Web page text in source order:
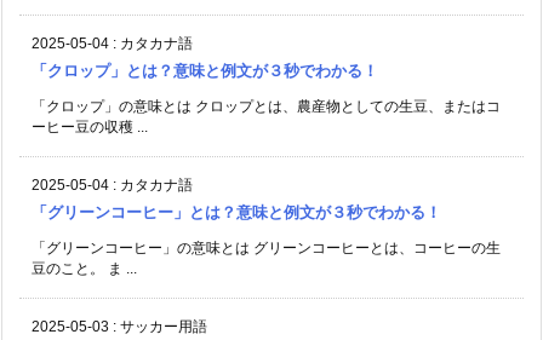
2025-05-04 : カタカナ語
「クロップ」とは？意味と例文が３秒でわかる！
「クロップ」の意味とは クロップとは、農産物としての生豆、またはコ
ーヒー豆の収穫 ...
2025-05-04 : カタカナ語
「グリーンコーヒー」とは？意味と例文が３秒でわかる！
「グリーンコーヒー」の意味とは グリーンコーヒーとは、コーヒーの生
豆のこと。 ま ...
2025-05-03 : サッカー用語